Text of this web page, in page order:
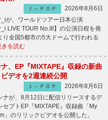
Ｊ－ＰＯＰ
2026年8月6日
が、ワールドツアー日本公演
LIVE TOUR No.III】の公演日程を発
全国5都市の5大ドームで行われる
きを読む
、EP『MIXTAPE』収録の新曲
ビデオを2週連続公開
Ｊ－ＰＯＰ
2026年8月6日
が、8月12日に配信リリースするデ
セプトEP『MIXTAPE』収録曲「My
」のリリックビデオを公開した。